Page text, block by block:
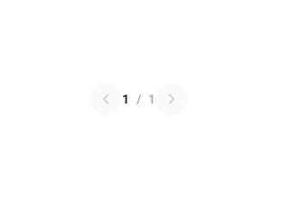
1 / 1